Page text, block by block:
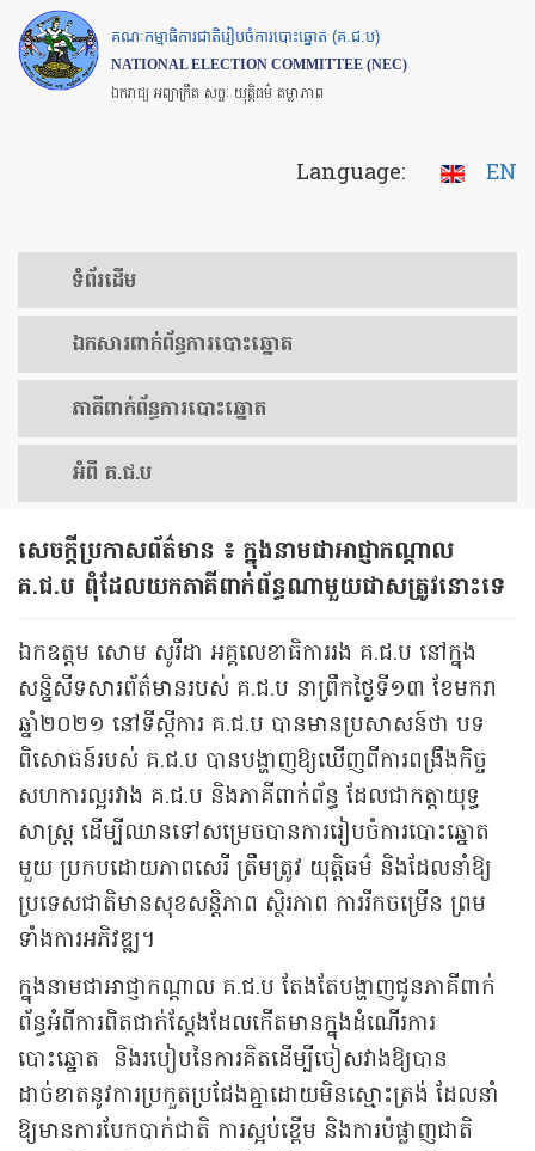
Skip
to
main
គណៈកម្មាធិការជាតិរៀបចំការបោះឆ្នោត (គ.ជ.ប)
NATIONAL ELECTION COMMITTEE (NEC)
ឯករាជ្យ អព្យាក្រឹត សច្ចៈ យុត្តិធម៌ តម្លាភាព
Language: EN
ទំព័រ​ដើម
ឯកសារ​ពាក់ព័ន្ធ​ការ​បោះឆ្នោត
​ភាគីពាក់ព័ន្ធ​​ការ​បោះឆ្នោត
អំពី គ.ជ.ប
សេចក្តីប្រកាសព័ត៌មាន ៖ ក្នុងនាមជាអាជ្ញាកណ្ដាល
គ.ជ.ប ពុំដែលយកភាគីពាក់ព័ន្ធណាមួយជាសត្រូវនោះទេ
ឯកឧត្តម សោម សូរីដា អគ្គលេខាធិការរង គ.ជ.ប នៅក្នុង
សន្និសីទសារព័ត៌មានរបស់ គ.ជ.ប នាព្រឹកថ្ងៃទី១៣ ខែមករា
ឆ្នាំ២០២១ នៅទីស្ដីការ គ.ជ.ប បានមានប្រសាសន៍ថា បទ
ពិសោធន៍របស់ គ.ជ.ប បានបង្ហាញឱ្យឃើញពីការពង្រឹងកិច្ច
សហការល្អរវាង គ.ជ.ប និងភាគីពាក់ព័ន្ធ ដែលជាកត្តាយុទ្ធ
សាស្ត្រ ដើម្បីឈានទៅសម្រេចបានការរៀបចំការបោះឆ្នោត
មួយ ប្រកបដោយភាពសេរី ត្រឹមត្រូវ យុត្តិធម៌ និងដែលនាំឱ្យ
ប្រទេសជាតិមានសុខសន្តិភាព ស្ថិរភាព ការរីកចម្រើន ព្រម
ទាំងការអភិវឌ្ឍ។
ក្នុងនាមជាអាជ្ញាកណ្ដាល គ.ជ.ប តែងតែបង្ហាញជូនភាគីពាក់
ព័ន្ធអំពីការពិតជាក់ស្តែងដែលកើតមានក្នុងដំណើរការ
បោះឆ្នោត និងរបៀបនៃការគិតដើម្បីចៀសវាងឱ្យបាន
ដាច់ខាតនូវការប្រកួតប្រជែងគ្នាដោយមិនស្មោះត្រង់ ដែលនាំ
ឱ្យមានការបែកបាក់ជាតិ ការស្អប់ខ្ពើម និងការបំផ្លាញជាតិ